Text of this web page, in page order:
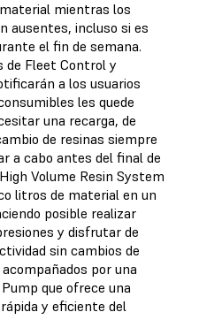
mientras los
ausentes, incluso si es
el fin de semana.
de Fleet Control y
a los usuarios
les quede
una recarga, de
de resinas siempre
a cabo antes del final de
Volume Resin System
litros de material en un
posible realizar
y disfrutar de
sin cambios de
por una
que ofrece una
y eficiente del